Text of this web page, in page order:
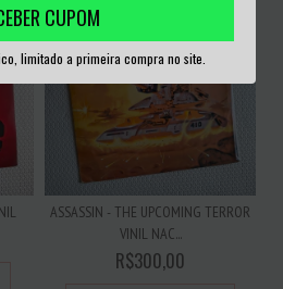
CUPOM
limitado a primeira compra no site.
ASSASSIN - THE UPCOMING TERROR
VINIL NAC...
R$300,00